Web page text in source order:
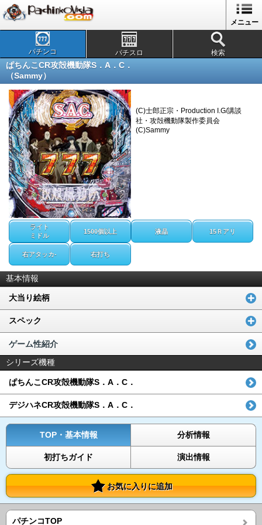
メニュー
パチンコ パチスロ 検索
ぱちんこCR攻殻機動隊S．A．C．
（Sammy）
(C)士郎正宗・Production I.G/講談
社・攻殻機動隊製作委員会
(C)Sammy
ライト
ミドル
1500個以上 液晶 15Ｒアリ
右アタッカ- 右打ち
基本情報
大当り絵柄
スペック
ゲーム性紹介
シリーズ機種
ぱちんこCR攻殻機動隊S．A．C．
デジハネCR攻殻機動隊S．A．C．
TOP・基本情報 分析情報
初打ちガイド 演出情報
お気に入りに追加
パチンコTOP